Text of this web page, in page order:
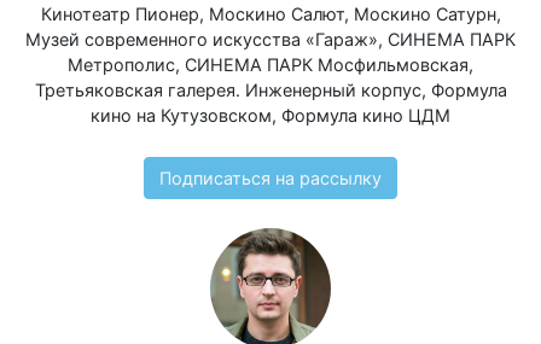
Кинотеатр Пионер, Москино Салют, Москино Сатурн,
Музей современного искусства «Гараж», СИНЕМА ПАРК
Метрополис, СИНЕМА ПАРК Мосфильмовская,
Третьяковская галерея. Инженерный корпус, Формула
кино на Кутузовском, Формула кино ЦДМ
Подписаться на рассылку